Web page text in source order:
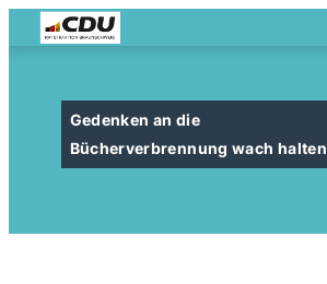
Gedenken an die
Bücherverbrennung wach halten